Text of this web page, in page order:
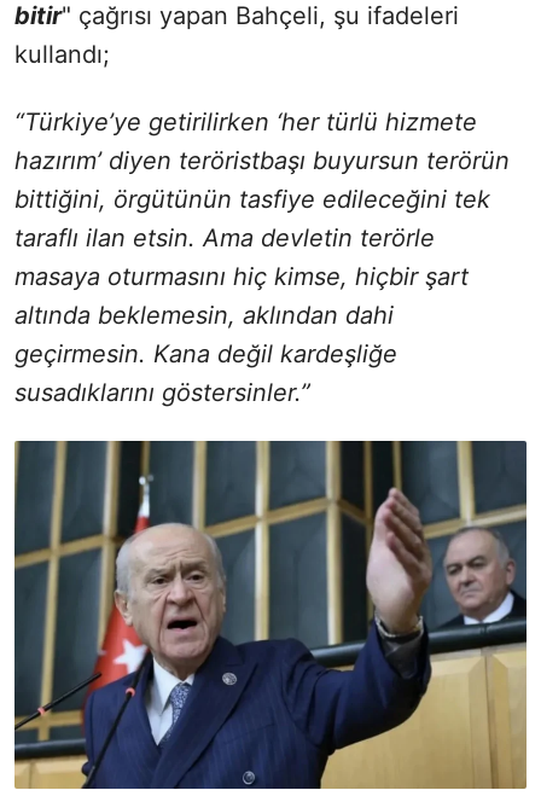
bitir" çağrısı yapan Bahçeli, şu ifadeleri
kullandı;
“Türkiye’ye getirilirken ‘her türlü hizmete
hazırım’ diyen teröristbaşı buyursun terörün
bittiğini, örgütünün tasfiye edileceğini tek
taraflı ilan etsin. Ama devletin terörle
masaya oturmasını hiç kimse, hiçbir şart
altında beklemesin, aklından dahi
geçirmesin. Kana değil kardeşliğe
susadıklarını göstersinler.”